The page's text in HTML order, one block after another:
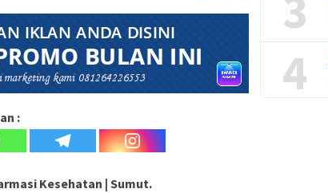
:
Kesehatan | Sumut.
4